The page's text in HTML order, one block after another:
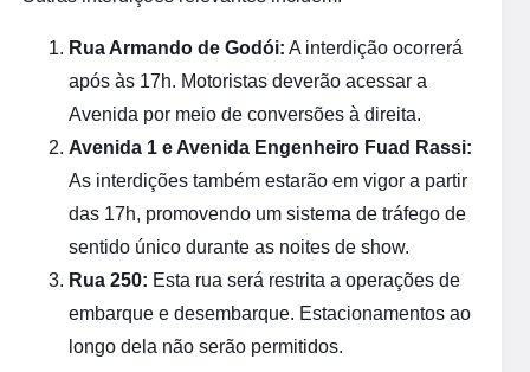
Rua Armando de Godói: A interdição ocorrerá
após às 17h. Motoristas deverão acessar a
Avenida por meio de conversões à direita.
Avenida 1 e Avenida Engenheiro Fuad Rassi:
As interdições também estarão em vigor a partir
das 17h, promovendo um sistema de tráfego de
sentido único durante as noites de show.
Rua 250: Esta rua será restrita a operações de
embarque e desembarque. Estacionamentos ao
longo dela não serão permitidos.